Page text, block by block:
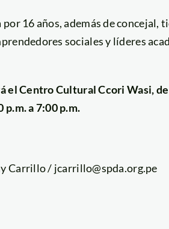
16 años, además de concejal,
sociales y líderes
el Centro Cultural Ccori Wasi,
p.m. a 7:00 p.m.
Carrillo / jcarrillo@spda.org.pe